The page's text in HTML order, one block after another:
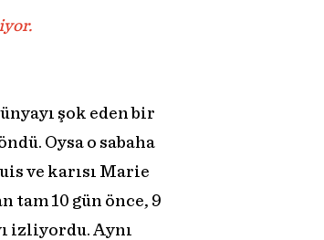
şok eden bir
Oysa o sabaha
ve karısı Marie
tam 10 gün önce, 9
izliyordu. Aynı